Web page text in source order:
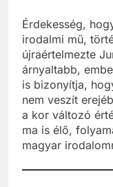
Érdekesség,
irodalmi mű,
újraértelmezte
árnyaltabb,
is bizonyítja,
nem veszít
a kor változó
ma is élő,
magyar